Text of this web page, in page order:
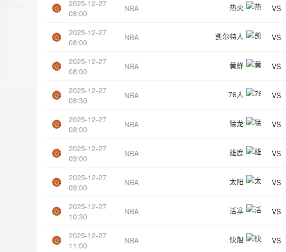
2025-12-27
08:00
NBA 热火 VS
2025-12-27
08:00
NBA 凯尔特人 VS
2025-12-27
08:00
NBA 黄蜂 VS
2025-12-27
08:30
NBA 76人 VS
2025-12-27
08:00
NBA 猛龙 VS
2025-12-27
09:00
NBA 雄鹿 VS
2025-12-27
09:00
NBA 太阳 VS
2025-12-27
10:30
NBA 活塞 VS
2025-12-27
11:00
NBA 快船 VS